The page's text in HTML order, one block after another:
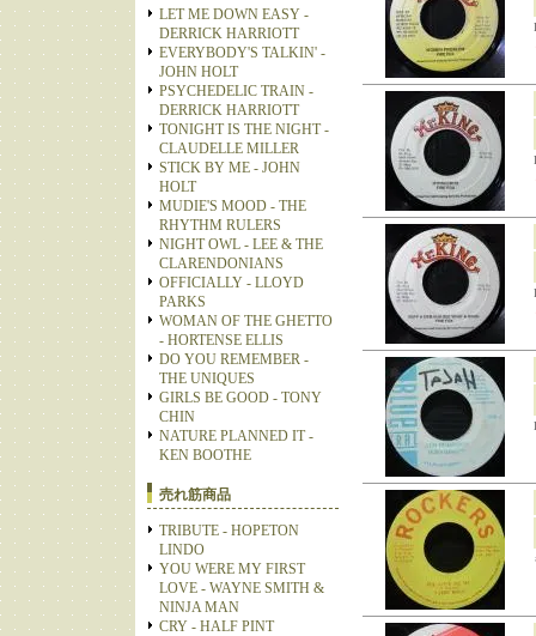
LET ME DOWN EASY -
DERRICK HARRIOTT
EVERYBODY'S TALKIN' -
JOHN HOLT
PSYCHEDELIC TRAIN -
DERRICK HARRIOTT
TONIGHT IS THE NIGHT -
CLAUDELLE MILLER
STICK BY ME - JOHN
HOLT
MUDIE'S MOOD - THE
RHYTHM RULERS
NIGHT OWL - LEE & THE
CLARENDONIANS
OFFICIALLY - LLOYD
PARKS
WOMAN OF THE GHETTO
- HORTENSE ELLIS
DO YOU REMEMBER -
THE UNIQUES
GIRLS BE GOOD - TONY
CHIN
NATURE PLANNED IT -
KEN BOOTHE
売れ筋商品
TRIBUTE - HOPETON
LINDO
YOU WERE MY FIRST
LOVE - WAYNE SMITH &
NINJA MAN
CRY - HALF PINT